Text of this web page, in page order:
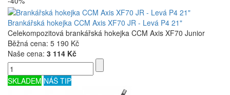
Brankářská hokejka CCM Axis XF70 JR - Levá P4 21"
Celekompozitová brankářská hokejka CCM Axis XF70 Junior
Běžná cena: 5 190 Kč
Naše cena: 3 114 Kč
SKLADEM NÁŠ TIP